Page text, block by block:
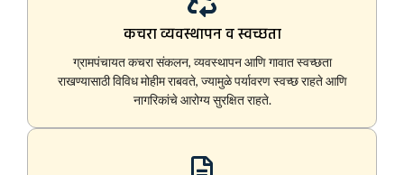
कचरा व्यवस्थापन व स्वच्छता
ग्रामपंचायत कचरा संकलन, व्यवस्थापन आणि गावात स्वच्छता
राखण्यासाठी विविध मोहीम राबवते, ज्यामुळे पर्यावरण स्वच्छ राहते आणि
नागरिकांचे आरोग्य सुरक्षित राहते.